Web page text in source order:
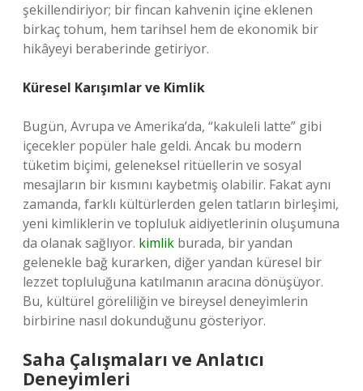
şekillendiriyor; bir fincan kahvenin içine eklenen
birkaç tohum, hem tarihsel hem de ekonomik bir
hikâyeyi beraberinde getiriyor.
Küresel Karışımlar ve Kimlik
Bugün, Avrupa ve Amerika’da, “kakuleli latte” gibi
içecekler popüler hale geldi. Ancak bu modern
tüketim biçimi, geleneksel ritüellerin ve sosyal
mesajların bir kısmını kaybetmiş olabilir. Fakat aynı
zamanda, farklı kültürlerden gelen tatların birleşimi,
yeni kimliklerin ve topluluk aidiyetlerinin oluşumuna
da olanak sağlıyor. kimlik burada, bir yandan
gelenekle bağ kurarken, diğer yandan küresel bir
lezzet topluluğuna katılmanın aracına dönüşüyor.
Bu, kültürel göreliliğin ve bireysel deneyimlerin
birbirine nasıl dokunduğunu gösteriyor.
Saha Çalışmaları ve Anlatıcı
Deneyimleri